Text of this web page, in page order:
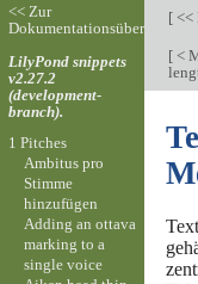
[<<
[<
<< Zur
Dokumentationsübersicht
LilyPond snippets
v2.27.2
(development-
branch).
1 Pitches
Ambitus pro
Stimme
hinzufügen
Adding an ottava
marking to a
single voice